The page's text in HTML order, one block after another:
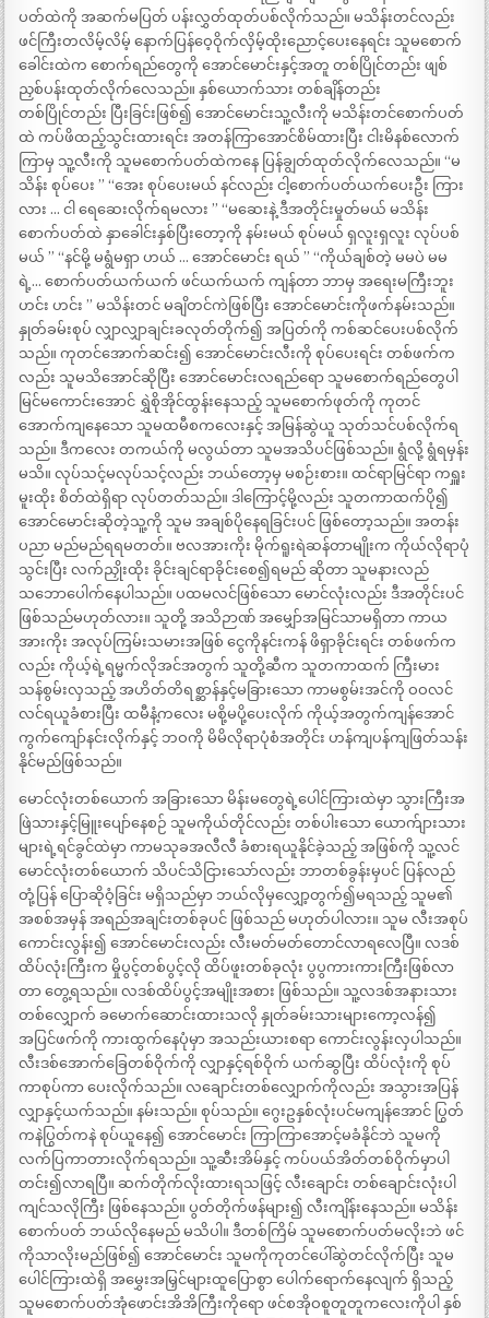
ပတ်ထဲကို အဆက်မပြတ် ပန်းလွှတ်ထုတ်ပစ်လိုက်သည်။ မသိန်းတင်လည်း
ဖင်ကြီးတလိမ့်လိမ့် နောက်ပြန်ဝေ့ဝိုက်လှိမ့်ထိုးညောင့်ပေးနေရင်း သူမစောက်
ခေါင်းထဲက စောက်ရည်တွေကို အောင်မောင်းနှင့်အတူ တစ်ပြိုင်တည်း ဖျစ်
ညှစ်ပန်းထုတ်လိုက်လေသည်။ နှစ်ယောက်သား တစ်ချိန်တည်း
တစ်ပြိုင်တည်း ပြီးခြင်းဖြစ်၍ အောင်မောင်းသူ့လီးကို မသိန်းတင်စောက်ပတ်
ထဲ ကပ်ဖိထည့်သွင်းထားရင်း အတန်ကြာအောင်စိမ်ထားပြီး ငါးမိနစ်လောက်
ကြာမှ သူ့လီးကို သူမစောက်ပတ်ထဲကနေ ပြန်ချွတ်ထုတ်လိုက်လေသည်။ “မ
သိန်း စုပ်ပေး ” “အေး စုပ်ပေးမယ် နင်လည်း ငါ့စောက်ပတ်ယက်ပေးဦး ကြား
လား … ငါ ရေဆေးလိုက်ရမလား ” “မဆေးနဲ့ ဒီအတိုင်းမှုတ်မယ် မသိန်း
စောက်ပတ်ထဲ နှာခေါင်းနှစ်ပြီးတော့ကို နမ်းမယ် စုပ်မယ် ရှလူးရှလူး လုပ်ပစ်
မယ် ” “နင်မို့ မရွံမရှာ ဟယ် … အောင်မောင်း ရယ် ” “ကိုယ်ချစ်တဲ့ မမပဲ မမ
ရဲ့… စောက်ပတ်ယက်ယက် ဖင်ယက်ယက် ကျန်တာ ဘာမှ အရေးမကြီးဘူး
ဟင်း ဟင်း ” မသိန်းတင် မချိတင်ကဲဖြစ်ပြီး အောင်မောင်းကိုဖက်နမ်းသည်။
နှုတ်ခမ်းစုပ် လျှာလျှာချင်းခလုတ်တိုက်၍ အပြတ်ကို ကစ်ဆင်ပေးပစ်လိုက်
သည်။ ကုတင်အောက်ဆင်း၍ အောင်မောင်းလီးကို စုပ်ပေးရင်း တစ်ဖက်က
လည်း သူမသိအောင်ဆိုပြီး အောင်မောင်းလရည်ရော သူမစောက်ရည်တွေပါ
မြင်မကောင်းအောင် ရွှဲစိုအိုင်ထွန်းနေသည့် သူမစောက်ဖုတ်ကို ကုတင်
အောက်ကျနေသော သူမထမီစကလေးနှင့် အမြန်ဆွဲယူ သုတ်သင်ပစ်လိုက်ရ
သည်။ ဒီကလေး တကယ်ကို မလွယ်တာ သူမအသိပင်ဖြစ်သည်။ ရွံလို့ ရွံရမှန်း
မသိ။ လုပ်သင့်မလုပ်သင့်လည်း ဘယ်တော့မှ မစဉ်းစား။ ထင်ရာမြင်ရာ ကရှူး
မူးထိုး စိတ်ထဲရှိရာ လုပ်တတ်သည်။ ဒါကြောင့်မို့လည်း သူတကာထက်ပို၍
အောင်မောင်းဆိုတဲ့သူ့ကို သူမ အချစ်ပိုနေရခြင်းပင် ဖြစ်တော့သည်။ အတန်း
ပညာ မည်မည်ရရမတတ်။ ဗလအားကိုး မိုက်ရူးရဲဆန်တာမျိုးက ကိုယ်လိုရာပုံ
သွင်းပြီး လက်ညှိုးထိုး ခိုင်းချင်ရာခိုင်းစေ၍ရမည် ဆိုတာ သူမနားလည်
သဘောပေါက်နေပါသည်။ ပထမလင်ဖြစ်သော မောင်လုံးလည်း ဒီအတိုင်းပင်
ဖြစ်သည်မဟုတ်လား။ သူတို့ အသိဉာဏ် အမျှော်အမြင်သာမရှိတာ ကာယ
အားကိုး အလုပ်ကြမ်းသမားအဖြစ် ငွေကိုနင်းကန် ဖိရှာခိုင်းရင်း တစ်ဖက်က
လည်း ကိုယ့်ရဲ့ရမ္မက်လိုအင်အတွက် သူတို့ဆီက သူတကာထက် ကြီးမား
သန်စွမ်းလှသည့် အဟိတ်တိရစ္ဆာန်နှင့်မခြားသော ကာမစွမ်းအင်ကို ဝဝလင်
လင်ရယူခံစားပြီး ထမီနံ့ကလေး မစို့မပို့ပေးလိုက် ကိုယ့်အတွက်ကျန်အောင်
ကွက်ကျော်နင်းလိုက်နှင့် ဘဝကို မိမိလိုရာပုံစံအတိုင်း ဟန်ကျပန်ကျဖြတ်သန်း
နိုင်မည်ဖြစ်သည်။
မောင်လုံးတစ်ယောက် အခြားသော မိန်းမတွေရဲ့ပေါင်ကြားထဲမှာ သွားကြီးအ
ဖြဲသားနှင့်မြူးပျော်နေစဉ် သူမကိုယ်တိုင်လည်း တစ်ပါးသော ယောက်ျားသား
များရဲ့ရင်ခွင်ထဲမှာ ကာမသုခအလီလီ ခံစားရယူနိုင်ခဲ့သည့် အဖြစ်ကို သူ့လင်
မောင်လုံးတစ်ယောက် သိပင်သိငြားသော်လည်း ဘာတစ်ခွန်းမှပင် ပြန်လည်
တုံ့ပြန် ပြောဆိုဝံ့ခြင်း မရှိသည်မှာ ဘယ်လိုမှလျှော့တွက်၍မရသည့် သူမ၏
အစစ်အမှန် အရည်အချင်းတစ်ခုပင် ဖြစ်သည် မဟုတ်ပါလား။ သူမ လီးအစုပ်
ကောင်းလွန်း၍ အောင်မောင်းလည်း လီးမတ်မတ်တောင်လာရလေပြီ။ လဒစ်
ထိပ်လုံးကြီးက မှိုပွင့်တစ်ပွင့်လို ထိပ်ဖူးတစ်ခုလုံး ပွပွကားကားကြီးဖြစ်လာ
တာ တွေ့ရသည်။ လဒစ်ထိပ်ပွင့်အမျိုးအစား ဖြစ်သည်။ သူ့လဒစ်အနားသား
တစ်လျှောက် ခမောက်ဆောင်းထားသလို နှုတ်ခမ်းသားများကော့လန်၍
အပြင်ဖက်ကို ကားထွက်နေပုံမှာ အသည်းယားစရာ ကောင်းလွန်းလှပါသည်။
လီးဒစ်အောက်ခြေတစ်ဝိုက်ကို လျှာနှင့်ရစ်ဝိုက် ယက်ဆွပြီး ထိပ်လုံးကို စုပ်
ကာစုပ်ကာ ပေးလိုက်သည်။ လချောင်းတစ်လျှောက်ကိုလည်း အသွားအပြန်
လျှာနှင့်ယက်သည်။ နမ်းသည်။ စုပ်သည်။ ဂွေးဥနှစ်လုံးပင်မကျန်အောင် ပြွတ်
ကနဲပြွတ်ကနဲ စုပ်ယူနေ၍ အောင်မောင်း ကြာကြာအောင့်မခံနိုင်ဘဲ သူမကို
လက်ပြကာတားလိုက်ရသည်။ သူ့ဆီးအိမ်နှင့် ကပ်ပယ်အိတ်တစ်ဝိုက်မှာပါ
တင်း၍လာရပြီ။ ဆက်တိုက်လိုးထားရသဖြင့် လီးချောင်း တစ်ချောင်းလုံးပါ
ကျင်သလိုကြီး ဖြစ်နေသည်။ ပွတ်တိုက်ဖန်များ၍ လီးကျိန်းနေသည်။ မသိန်း
စောက်ပတ် ဘယ်လိုနေမည် မသိပါ။ ဒီတစ်ကြိမ် သူမစောက်ပတ်မလိုးဘဲ ဖင်
ကိုသာလိုးမည်ဖြစ်၍ အောင်မောင်း သူမကိုကုတင်ပေါ်ဆွဲတင်လိုက်ပြီး သူမ
ပေါင်ကြားထဲရှိ အမွှေးအမြှင်များထူပြောစွာ ပေါက်ရောက်နေလျက် ရှိသည့်
သူမစောက်ပတ်အုံဖောင်းအိအိကြီးကိုရော ဖင်စအိုဝစူတူတူကလေးကိုပါ နှစ်